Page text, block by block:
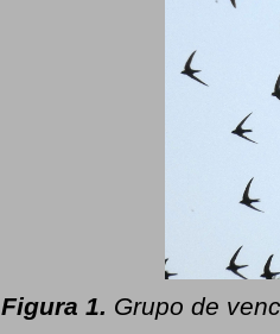
Figura 1. Grupo de